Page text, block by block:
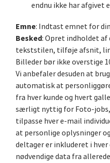
endnu ikke har afgivet
Emne: Indtast emnet for
Besked: Opret indholdet af
tekststilen, tilføje afsnit,
Billeder bør ikke overstige
Vi anbefaler desuden at
automatisk at
fra hver kunde og hvert
særligt nyttig for Foto-
tilpasse hver e-mail
at personlige oplysninger
deltager er inkluderet i
nødvendige data fra